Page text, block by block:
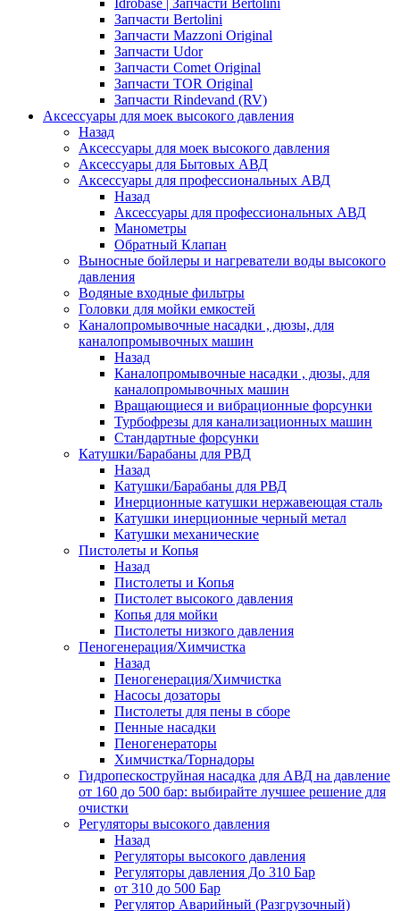
Idrobase | Запчасти Bertolini
Запчасти Bertolini
Запчасти Mazzoni Original
Запчасти Udor
Запчасти Comet Original
Запчасти TOR Original
Запчасти Rindevand (RV)
Аксессуары для моек высокого давления
Назад
Аксессуары для моек высокого давления
Аксессуары для Бытовых АВД
Аксессуары для профессиональных АВД
Назад
Аксессуары для профессиональных АВД
Манометры
Обратный Клапан
Выносные бойлеры и нагреватели воды высокого
давления
Водяные входные фильтры
Головки для мойки емкостей
Каналопромывочные насадки , дюзы, для
каналопромывочных машин
Назад
Каналопромывочные насадки , дюзы, для
каналопромывочных машин
Вращающиеся и вибрационные форсунки
Турбофрезы для канализационных машин
Стандартные форсунки
Катушки/Барабаны для РВД
Назад
Катушки/Барабаны для РВД
Инерционные катушки нержавеющая сталь
Катушки инерционные черный метал
Катушки механические
Пистолеты и Копья
Назад
Пистолеты и Копья
Пистолет высокого давления
Копья для мойки
Пистолеты низкого давления
Пеногенерация/Химчистка
Назад
Пеногенерация/Химчистка
Насосы дозаторы
Пистолеты для пены в сборе
Пенные насадки
Пеногенераторы
Химчистка/Торнадоры
Гидропескоструйная насадка для АВД на давление
от 160 до 500 бар: выбирайте лучшее решение для
очистки
Регуляторы высокого давления
Назад
Регуляторы высокого давления
Регуляторы давления До 310 Бар
от 310 до 500 Бар
Регулятор Аварийный (Разгрузочный)